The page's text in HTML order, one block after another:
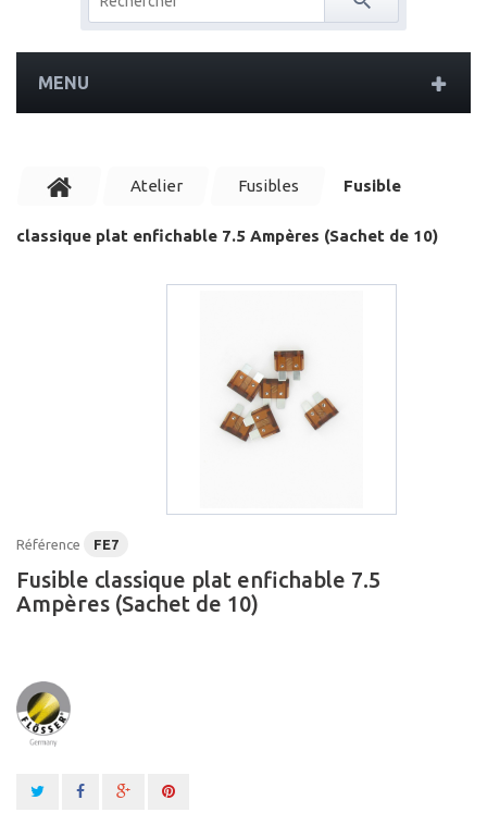
MENU
Atelier Fusibles Fusible
classique plat enfichable 7.5 Ampères (Sachet de 10)
Référence FE7
Fusible classique plat enfichable 7.5
Ampères (Sachet de 10)